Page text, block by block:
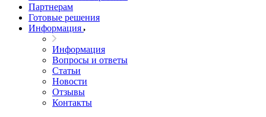
Партнерам
Готовые решения
Информация
Информация
Вопросы и ответы
Статьи
Новости
Отзывы
Контакты